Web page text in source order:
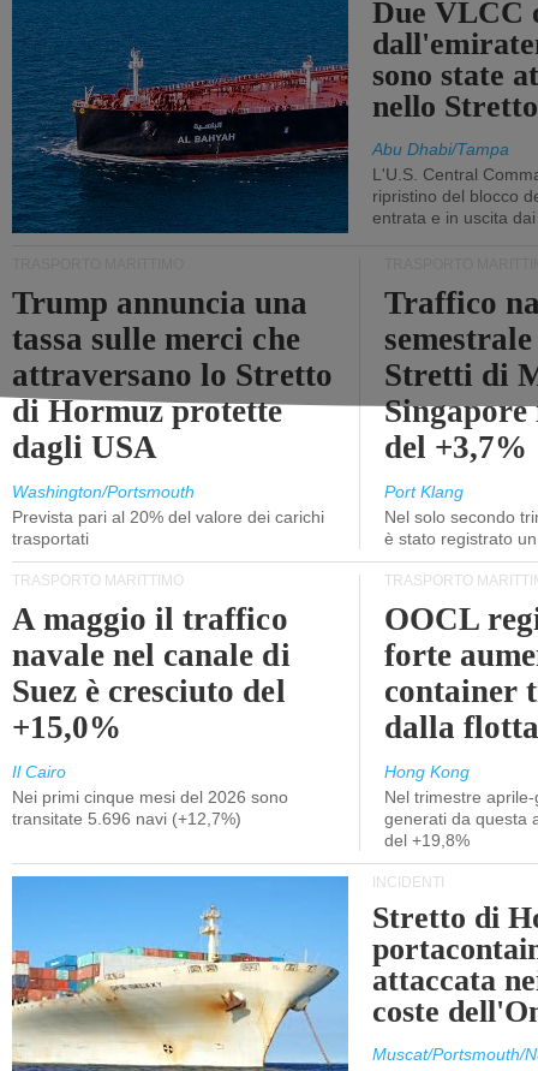
Due VLCC
sono state
nello
Abu Dhabi/Tampa
L'U.S. Central
ripristino del blocco
entrata e in uscita
Trump annuncia una
tassa sulle merci che
attraversano lo Stretto
di Hormuz protette
dagli USA
Washington/Portsmouth
Prevista pari al 20% del valore dei carichi
trasportati
Traffico
Stretti di
del +3,7%
Port Klang
Nel solo secondo
è stato registrato
TRASPORTO MARITTIMO
A maggio il traffico
navale nel canale di
Suez è cresciuto del
+15,0%
Il Cairo
Nei primi cinque mesi del 2026 sono
transitate 5.696 navi (+12,7%)
TRASPORTO
OOCL
forte
container
dalla
Hong Kong
Nel trimestre
generati da questa
del +19,8%
INCIDENTI
Stretto di
attaccata
coste
Muscat/Portsmouth/